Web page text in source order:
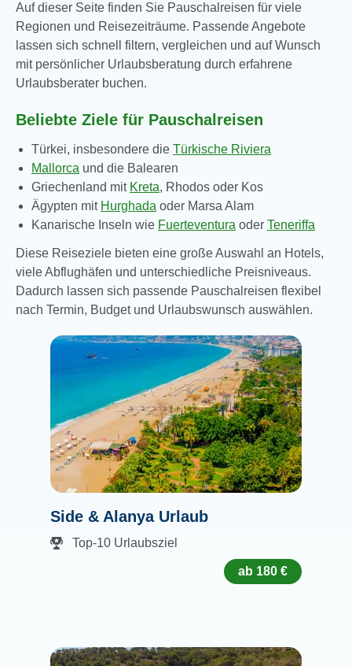
Auf dieser Seite finden Sie Pauschalreisen für viele
Regionen und Reisezeiträume. Passende Angebote
lassen sich schnell filtern, vergleichen und auf Wunsch
mit persönlicher Urlaubsberatung durch erfahrene
Urlaubsberater buchen.
Beliebte Ziele für Pauschalreisen
Türkei, insbesondere die Türkische Riviera
Mallorca und die Balearen
Griechenland mit Kreta, Rhodos oder Kos
Ägypten mit Hurghada oder Marsa Alam
Kanarische Inseln wie Fuerteventura oder Teneriffa
Diese Reiseziele bieten eine große Auswahl an Hotels,
viele Abflughäfen und unterschiedliche Preisniveaus.
Dadurch lassen sich passende Pauschalreisen flexibel
nach Termin, Budget und Urlaubswunsch auswählen.
Side & Alanya Urlaub
Top-10 Urlaubsziel
ab 180 €